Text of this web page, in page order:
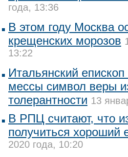
года, 13:36
В этом году Москва
крещенских морозов
13:22
Итальянский
мессы символ веры
толерантности 13
В РПЦ считают, что
получиться хороший
2020 года, 10:20